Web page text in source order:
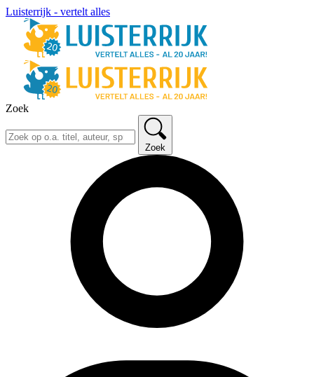
Luisterrijk - vertelt alles
Zoek
Zoek